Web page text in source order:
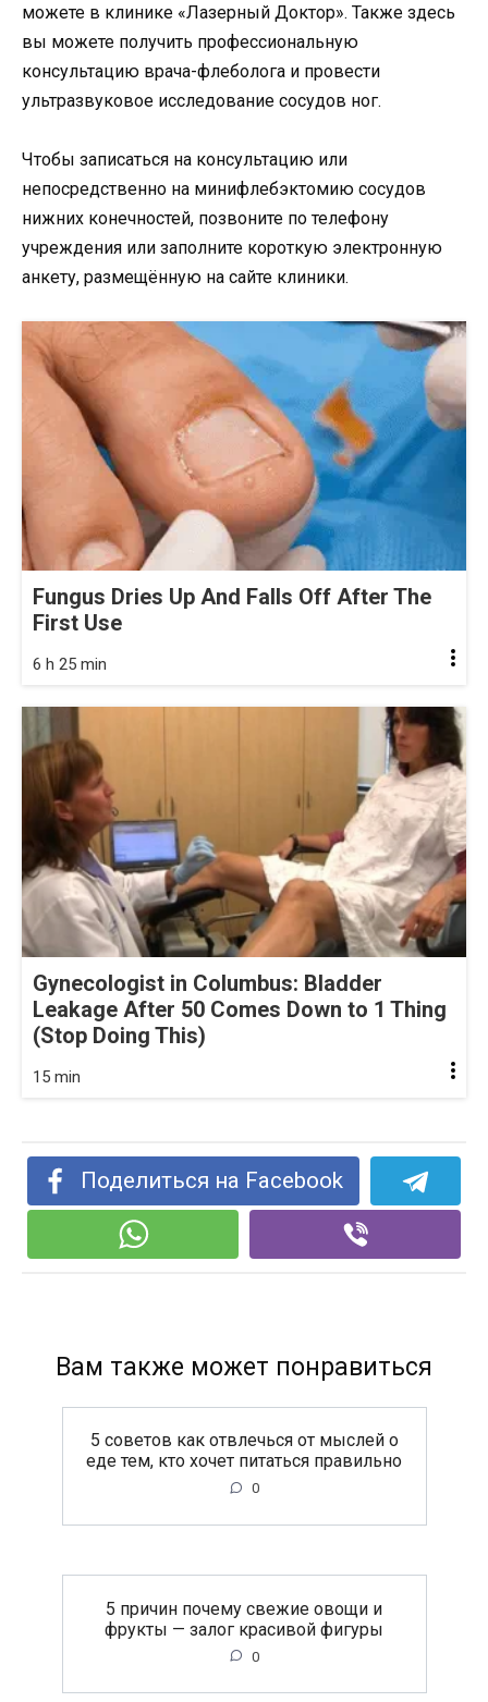
можете в клинике «Лазерный Доктор». Также здесь
вы можете получить профессиональную
консультацию врача-флеболога и провести
ультразвуковое исследование сосудов ног.
Чтобы записаться на консультацию или
непосредственно на минифлебэктомию сосудов
нижних конечностей, позвоните по телефону
учреждения или заполните короткую электронную
анкету, размещённую на сайте клиники.
Fungus Dries Up And Falls Off After The
First Use
6 h 25 min
Gynecologist in Columbus: Bladder
Leakage After 50 Comes Down to 1 Thing
(Stop Doing This)
15 min
Поделиться на Facebook
Вам также может понравиться
5 советов как отвлечься от мыслей о
еде тем, кто хочет питаться правильно
0
5 причин почему свежие овощи и
фрукты — залог красивой фигуры
0